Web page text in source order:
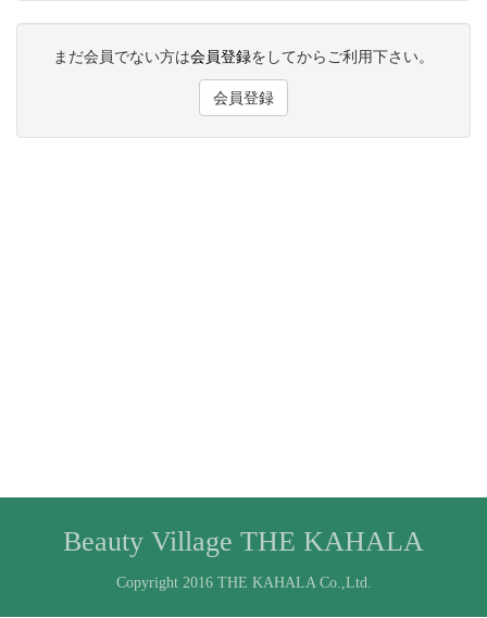
まだ会員でない方は会員登録をしてからご利用下さい。
会員登録
Beauty Village THE KAHALA
Copyright 2016 THE KAHALA Co.,Ltd.